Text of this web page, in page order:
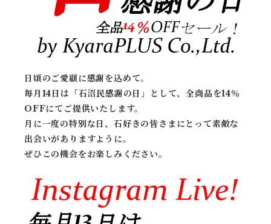
日頃のご愛顧に感謝を込めて。
毎月14日は「石沼民感謝の日」として、全商品を14％
OFFにてご提供いたします。
月に一度の特別な日、石好きの皆さまにとって素敵な
出会いがありますように。
ぜひこの機会をお楽しみください。